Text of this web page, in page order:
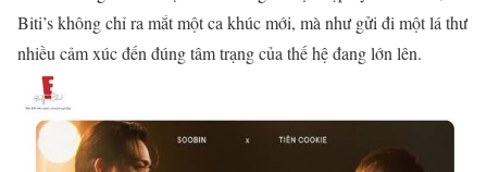
Biti’s không chỉ ra mắt một ca khúc mới, mà như gửi đi một lá thư
nhiều cảm xúc đến đúng tâm trạng của thế hệ đang lớn lên.